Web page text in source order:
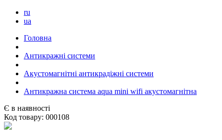
ru
ua
Головна
Антикражні системи
Акустомагнітні антикрадіжні системи
Антикражна система aqua mini wifi акустомагнітна
Є в наявності
Код товару: 000108